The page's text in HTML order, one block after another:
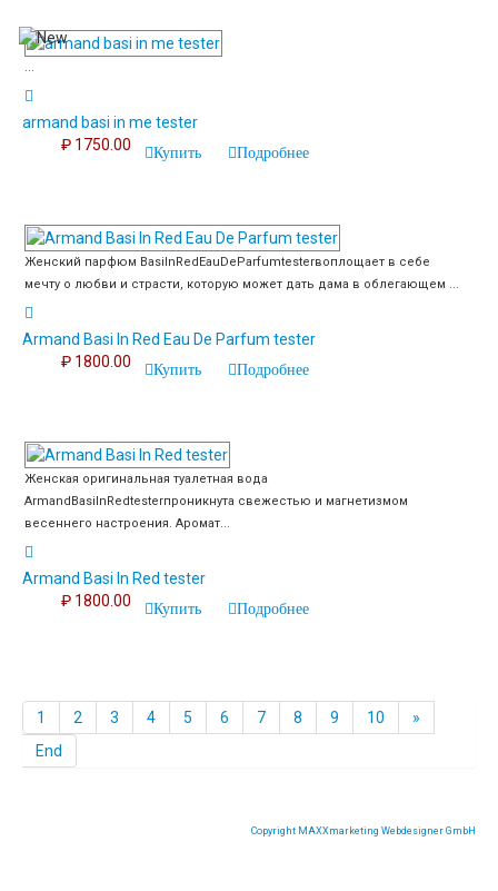
...
armand basi in me tester
₽ 1750.00
Купить Подробнее
Женский парфюм BasiInRedEauDeParfumtesterвоплощает в себе
мечту о любви и страсти, которую может дать дама в облегающем ...
Armand Basi In Red Eau De Parfum tester
₽ 1800.00
Купить Подробнее
Женская оригинальная туалетная вода
ArmandBasiInRedtesterпроникнута свежестью и магнетизмом
весеннего настроения. Аромат...
Armand Basi In Red tester
₽ 1800.00
Купить Подробнее
1 2 3 4 5 6 7 8 9 10
»
End
Copyright MAXXmarketing Webdesigner GmbH